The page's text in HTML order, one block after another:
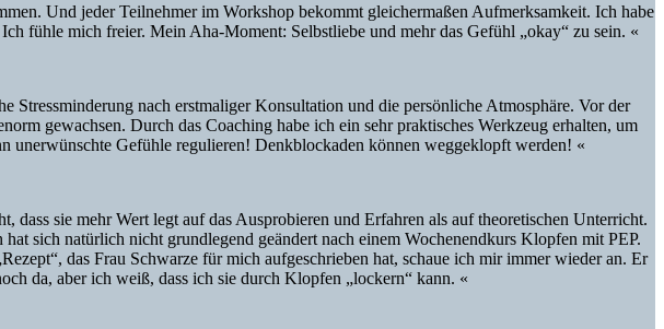
Und jeder Teilnehmer im Workshop bekommt gleichermaßen Aufmerksamkeit. Ich habe
fühle mich freier. Mein Aha-Moment: Selbstliebe und mehr das Gefühl „okay“ zu sein. «
nach erstmaliger Konsultation und die persönliche Atmosphäre. Vor der
gewachsen. Durch das Coaching habe ich ein sehr praktisches Werkzeug erhalten, um
unerwünschte Gefühle regulieren! Denkblockaden können weggeklopft werden! «
sie mehr Wert legt auf das Ausprobieren und Erfahren als auf theoretischen Unterricht.
sich natürlich nicht grundlegend geändert nach einem Wochenendkurs Klopfen mit PEP.
das Frau Schwarze für mich aufgeschrieben hat, schaue ich mir immer wieder an. Er
da, aber ich weiß, dass ich sie durch Klopfen „lockern“ kann. «